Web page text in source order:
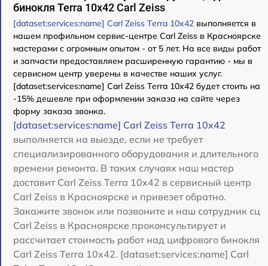
бинокля Terra 10x42 Carl Zeiss
[dataset:services:name] Carl Zeiss Terra 10x42 выполняется в
нашем профильном сервис-центре Carl Zeiss в Красноярске
мастерами с огромным опытом - от 5 лет. На все виды работ
и запчасти предоставляем расширенную гарантию - мы в
сервисном центр уверены в качестве наших услуг.
[dataset:services:name] Carl Zeiss Terra 10x42 будет стоить на
-15% дешевле при оформлении заказа на сайте через
форму заказа звонка.
[dataset:services:name] Carl Zeiss Terra 10x42
выполняется на выезде, если не требует
специализированного оборудования и длительного
времени ремонта. В таких случаях наш мастер
доставит Carl Zeiss Terra 10x42 в сервисный центр
Carl Zeiss в Красноярске и привезет обратно.
Закажите звонок или позвоните и наш сотрудник сц
Carl Zeiss в Красноярске проконсультирует и
рассчитает стоимость работ над цифрового бинокля
Carl Zeiss Terra 10x42. [dataset:services:name] Carl